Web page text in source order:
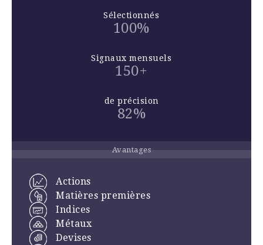
Sélectionnés
100%
Signaux mensuels
150+
de précision
82%
Avantages
Actions
Matières premières
Indices
Métaux
Devises